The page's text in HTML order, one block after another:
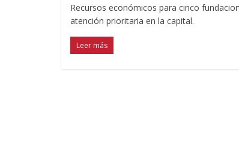
Recursos económicos para cinco
atención prioritaria en la capital.
Leer más